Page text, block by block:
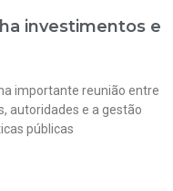
investimentos e
importante reunião entre
autoridades e a gestão
públicas